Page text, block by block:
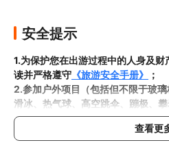
安全提示
1.为保护您在出游过程中的人身及
读并严格遵守 《旅游安全手册》
；
2.参加户外项目（包括但不限于玻
滑冰、热气球、高空跳伞、蹦极、
在一定风险，请您在参与相应项目
，在结合自身身体真实状况、
查看更